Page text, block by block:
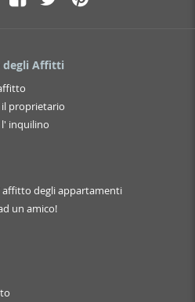
degli Affitti
proprietario
inquilino
affitto degli appartamenti
un amico!